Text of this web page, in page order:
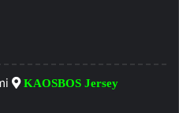
KAOSBOS Jersey